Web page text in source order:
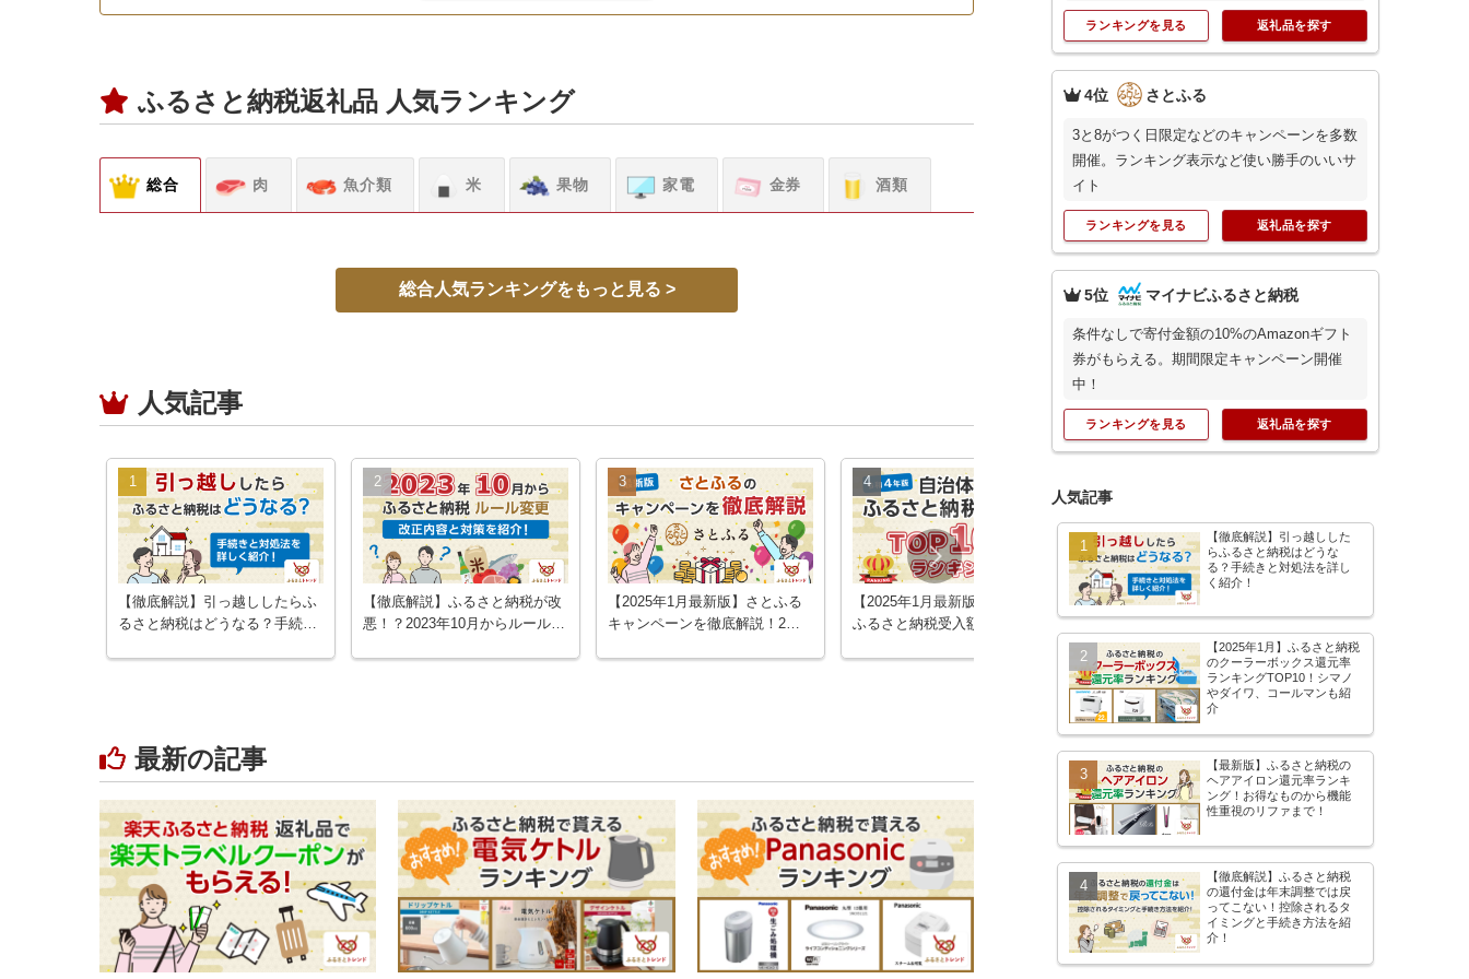
ふるさと納税返礼品 人気ランキング
総合 肉 魚介類 米 果物 家電 金券 酒類
総合人気ランキングをもっと見る >
人気記事
【徹底解説】引っ越ししたらふ
るさと納税はどうなる？手続き
【徹底解説】ふるさと納税が改
悪！？2023年10月からルールが
【2025年1月最新版】さとふる
キャンペーンを徹底解説！2月
【2025年1月最新版】自治体別
ふるさと納税受入額トップ100
【2025年1月最新版】「ふるな
び」と「さとふる」の違いを解
説！ふるさと納税サイトを徹底
比較して紹介
最新の記事
ランキングを見る 返礼品を探す
4位 さとふる
3と8がつく日限定などのキャンペーンを多数
開催。ランキング表示など使い勝手のいいサ
イト
ランキングを見る 返礼品を探す
5位 マイナビふるさと納税
条件なしで寄付金額の10%のAmazonギフト
券がもらえる。期間限定キャンペーン開催
中！
ランキングを見る 返礼品を探す
人気記事
【徹底解説】引っ越しした
らふるさと納税はどうな
る？手続きと対処法を詳し
く紹介！
【2025年1月】ふるさと納税
のクーラーボックス還元率
ランキングTOP10！シマノ
やダイワ、コールマンも紹
介
【最新版】ふるさと納税の
ヘアアイロン還元率ランキ
ング！お得なものから機能
性重視のリファまで！
【徹底解説】ふるさと納税
の還付金は年末調整では戻
ってこない！控除されるタ
イミングと手続き方法を紹
介！